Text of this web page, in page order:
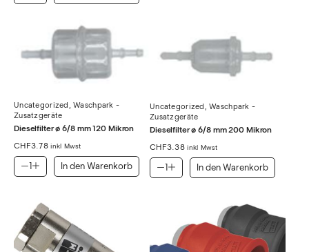
Uncategorized ,Waschpark -
Zusatzgeräte
Dieselfilter ø 6/8 mm 120 Mikron
CHF3.78 inkl Mwst
In den Warenkorb
Uncategorized ,Waschpark -
Zusatzgeräte
Dieselfilter ø 6/8 mm 200 Mikron
CHF3.38 inkl Mwst
In den Warenkorb